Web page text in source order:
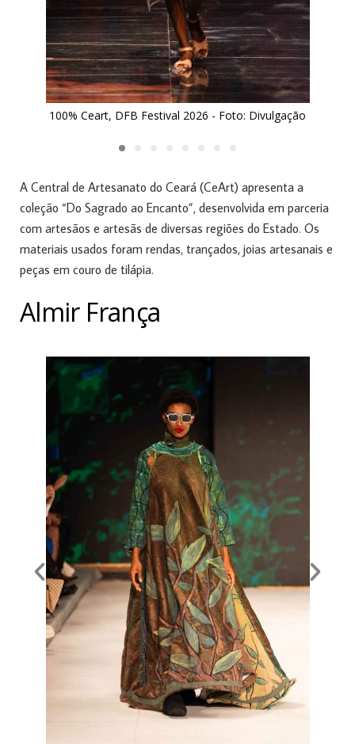
100% Ceart, DFB Festival 2026 - Foto: Divulgação
A Central de Artesanato do Ceará (CeArt) apresenta a
coleção “Do Sagrado ao Encanto”, desenvolvida em parceria
com artesãos e artesãs de diversas regiões do Estado. Os
materiais usados foram rendas, trançados, joias artesanais e
peças em couro de tilápia.
Almir França